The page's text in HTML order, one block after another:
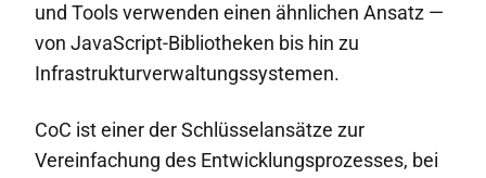
und Tools verwenden einen ähnlichen Ansatz —
von JavaScript-Bibliotheken bis hin zu
Infrastrukturverwaltungssystemen.
CoC ist einer der Schlüsselansätze zur
Vereinfachung des Entwicklungsprozesses, bei